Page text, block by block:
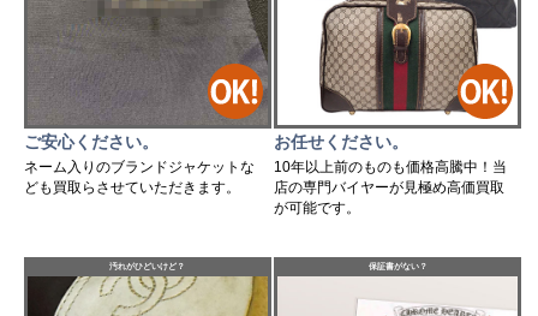
ご安心ください。
ネーム入りのブランドジャケットな
ども買取らさせていただきます。
お任せください。
10年以上前のものも価格高騰中！当
店の専門バイヤーが見極め高価買取
が可能です。
汚れがひどいけど？ 保証書がない？